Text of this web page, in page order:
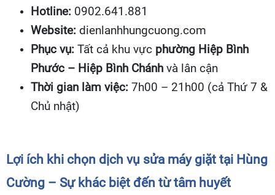
Hotline: 0902.641.881
Website: dienlanhhungcuong.com
Phục vụ: Tất cả khu vực phường Hiệp Bình
Phước – Hiệp Bình Chánh và lân cận
Thời gian làm việc: 7h00 – 21h00 (cả Thứ 7 &
Chủ nhật)
Lợi ích khi chọn dịch vụ sửa máy giặt tại Hùng
Cường – Sự khác biệt đến từ tâm huyết